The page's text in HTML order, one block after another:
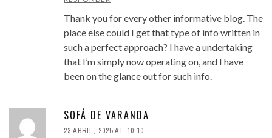
Thank you for every other informative blog. The
place else could I get that type of info written in
such a perfect approach? I have a undertaking
that I’m simply now operating on, and I have
been on the glance out for such info.
SOFÁ DE VARANDA
23 ABRIL, 2025 AT 10:10